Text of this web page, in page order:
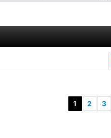
1 2 3